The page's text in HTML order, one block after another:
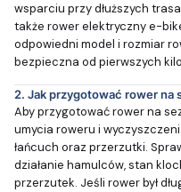
wsparciu przy dłuższych
także rower elektryczny e-
odpowiedni model i rozmiar
bezpieczna od pierwszych
2. Jak przygotować rower na
Aby przygotować rower na
umycia roweru i
łańcuch oraz przerzutki.
działanie hamulców, stan
przerzutek. Jeśli rower był